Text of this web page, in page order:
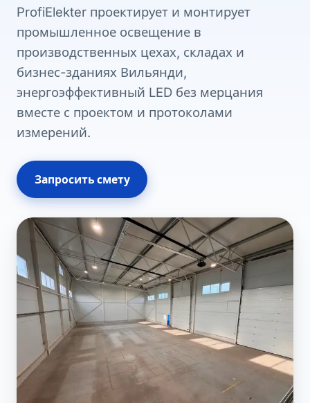
ProfiElekter проектирует и монтирует
промышленное освещение в
производственных цехах, складах и
бизнес-зданиях Вильянди,
энергоэффективный LED без мерцания
вместе с проектом и протоколами
измерений.
Запросить смету